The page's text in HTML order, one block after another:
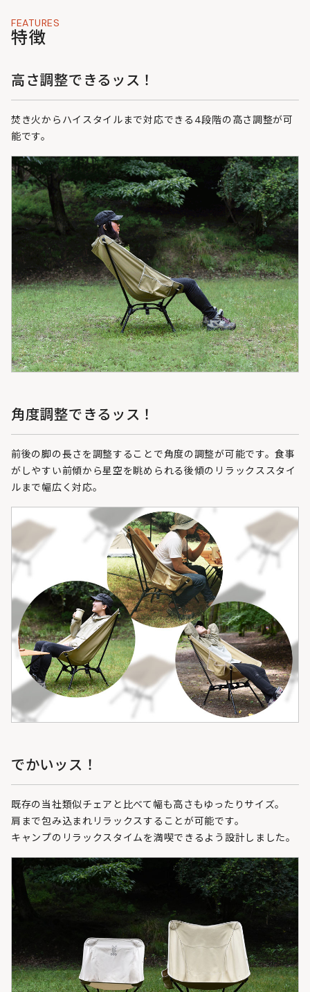
FEATURES
特徴
高さ調整できるッス！
焚き火からハイスタイルまで対応できる4段階の高さ調整が可
能です。
角度調整できるッス！
前後の脚の長さを調整することで角度の調整が可能です。食事
がしやすい前傾から星空を眺められる後傾のリラックススタイ
ルまで幅広く対応。
でかいッス！
既存の当社類似チェアと比べて幅も高さもゆったりサイズ。
肩まで包み込まれリラックスすることが可能です。
キャンプのリラックスタイムを満喫できるよう設計しました。